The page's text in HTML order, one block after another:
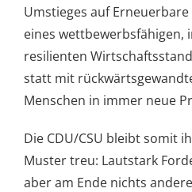
Umstieges auf
eines wettbewerbsfähigen,
resilienten
statt mit
Menschen in immer neue
Die CDU/CSU bleibt somit
Muster treu: Lautstark
aber am Ende nichts